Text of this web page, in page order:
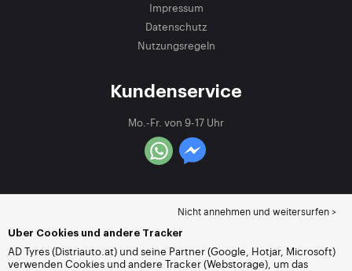
Impressum
Datenschutz
Nutzungsregeln
Kundenservice
Mo.-Fr. von 9-17 Uhr
Nicht annehmen und weitersurfen >
Über Cookies und andere Tracker
AD Tyres (Distriauto.at) und seine Partner (Google, Hotjar, Microsoft)
verwenden Cookies und andere Tracker (Webstorage), um das